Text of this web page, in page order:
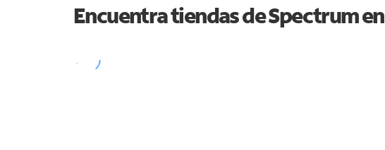
Encuentra tiendas de Spectrum en